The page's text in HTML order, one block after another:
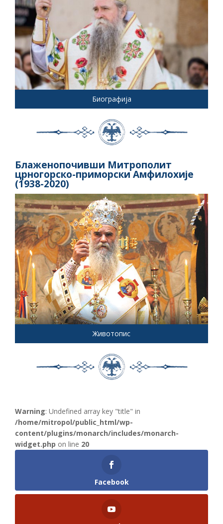
Биографија
Блаженопочивши Митрополит
црногорско-приморски Амфилохије
(1938-2020)
Животопис
Warning: Undefined array key "title" in
/home/mitropol/public_html/wp-
content/plugins/monarch/includes/monarch-
widget.php on line 20
Facebook